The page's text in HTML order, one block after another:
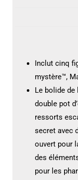
Inclut cinq
mystère™,
Le bolide de
double pot
ressorts
secret avec
ouvert pour
des
pour les